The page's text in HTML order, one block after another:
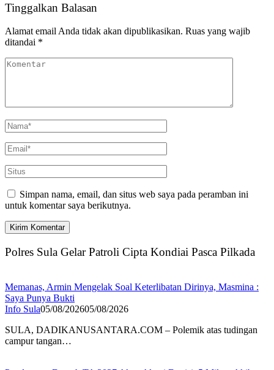
Tinggalkan Balasan
Alamat email Anda tidak akan dipublikasikan. Ruas yang wajib
ditandai *
Simpan nama, email, dan situs web saya pada peramban ini
untuk komentar saya berikutnya.
Polres Sula Gelar Patroli Cipta Kondiai Pasca Pilkada
Memanas, Armin Mengelak Soal Keterlibatan Dirinya, Masmina :
Saya Punya Bukti
Info Sula05/08/202605/08/2026
SULA, DADIKANUSANTARA.COM – Polemik atas tudingan
campur tangan…